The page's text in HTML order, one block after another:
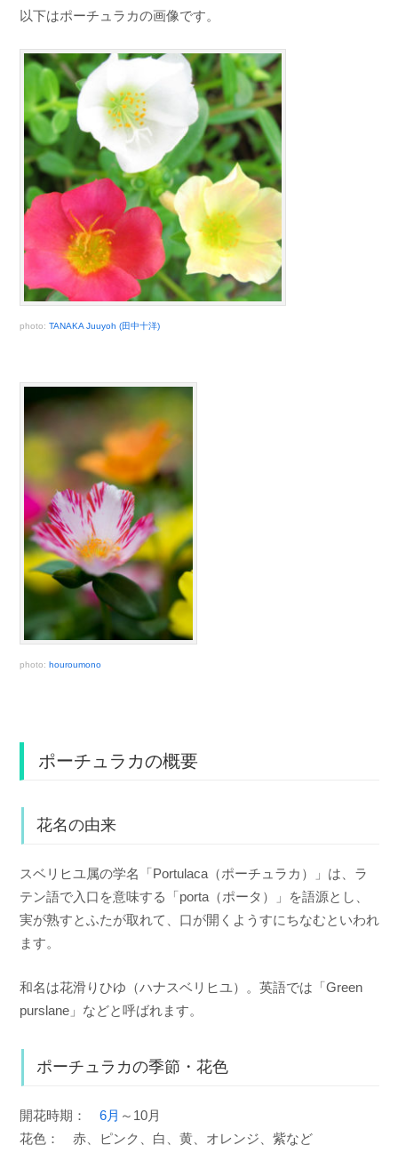
以下はポーチュラカの画像です。
photo: TANAKA Juuyoh (田中十洋)
photo: houroumono
ポーチュラカの概要
花名の由来
スベリヒユ属の学名「Portulaca（ポーチュラカ）」は、ラ
テン語で入口を意味する「porta（ポータ）」を語源とし、
実が熟すとふたが取れて、口が開くようすにちなむといわれ
ます。
和名は花滑りひゆ（ハナスベリヒユ）。英語では「Green
purslane」などと呼ばれます。
ポーチュラカの季節・花色
開花時期： 6月 ～10月
花色： 赤、ピンク、白、黄、オレンジ、紫など